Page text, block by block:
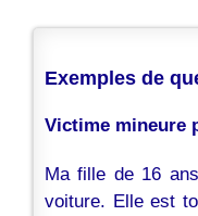
Exemples de
Victime mineure
Ma fille de 16
voiture. Elle est